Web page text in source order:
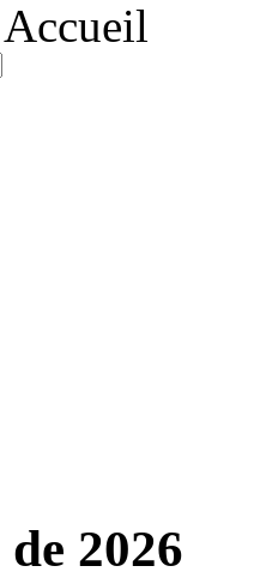
Accueil
de 2026